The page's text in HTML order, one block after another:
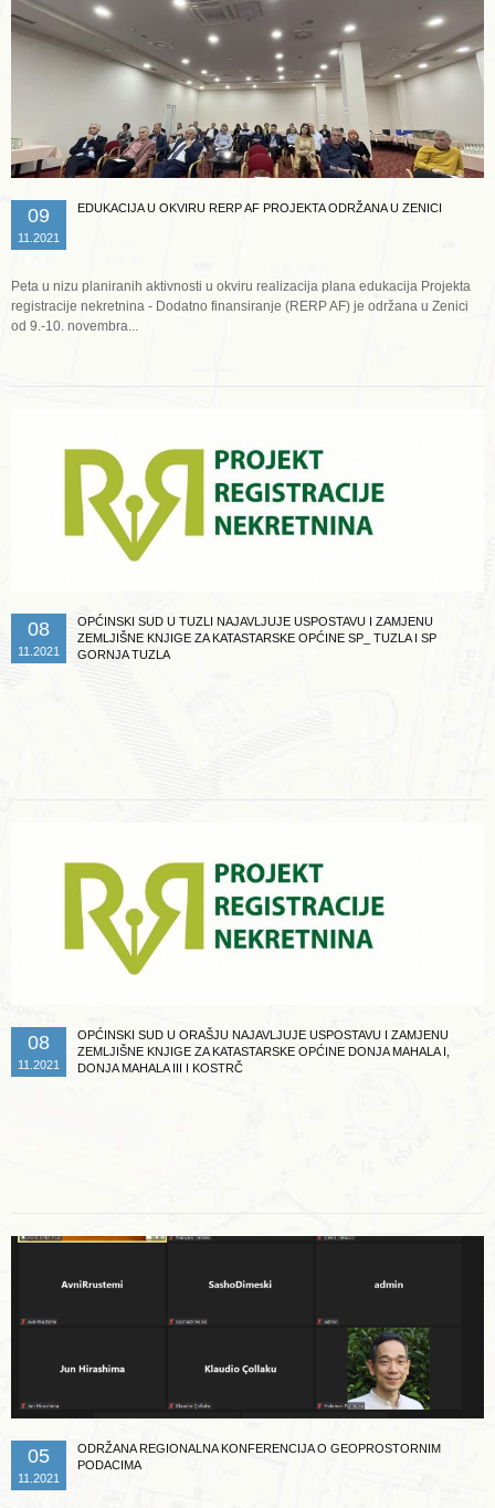
09
11.2021
EDUKACIJA U OKVIRU RERP AF PROJEKTA ODRŽANA U ZENICI
Peta u nizu planiranih aktivnosti u okviru realizacija plana edukacija Projekta
registracije nekretnina - Dodatno finansiranje (RERP AF) je održana u Zenici
od 9.-10. novembra...
08
11.2021
OPĆINSKI SUD U TUZLI NAJAVLJUJE USPOSTAVU I ZAMJENU
ZEMLJIŠNE KNJIGE ZA KATASTARSKE OPĆINE SP_ TUZLA I SP
GORNJA TUZLA
08
11.2021
OPĆINSKI SUD U ORAŠJU NAJAVLJUJE USPOSTAVU I ZAMJENU
ZEMLJIŠNE KNJIGE ZA KATASTARSKE OPĆINE DONJA MAHALA I,
DONJA MAHALA III I KOSTRČ
05
11.2021
ODRŽANA REGIONALNA KONFERENCIJA O GEOPROSTORNIM
PODACIMA